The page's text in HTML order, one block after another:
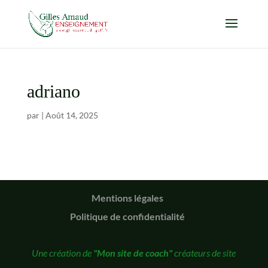
adriano
par | Août 14, 2025
Mentions légales
Politique de confidentialité
Une création de "Mon site de coach"créateurs de site